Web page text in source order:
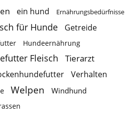
ein hund Ernährungsbedürfnisse
für Hunde Getreide
Hundeernährung
Fleisch
Tierarzt
Verhalten
Welpen Windhund